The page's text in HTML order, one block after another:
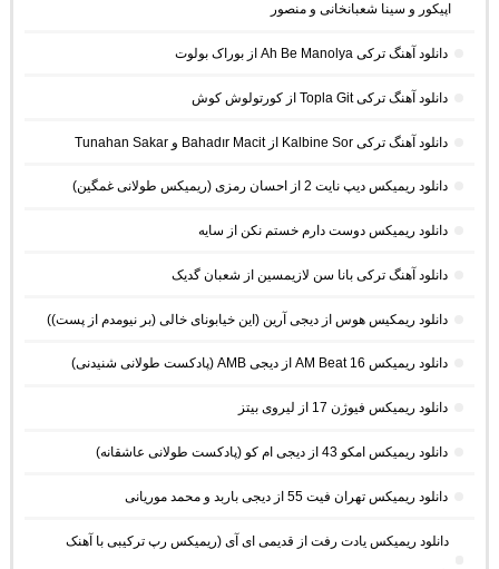
اپیکور و سینا شعبانخانی و منصور
دانلود آهنگ ترکی Ah Be Manolya از بوراک بولوت
دانلود آهنگ ترکی Topla Git از کورتولوش کوش
دانلود آهنگ ترکی Kalbine Sor از Bahadır Macit و Tunahan Sakar
دانلود ریمیکس دیپ نایت 2 از احسان رمزی (ریمیکس طولانی غمگین)
دانلود ریمیکس دوست دارم خستم نکن از سایه
دانلود آهنگ ترکی بانا سن لازیمسین از شعبان گدیک
دانلود ریمکیس هوس از دیجی آرین (این خیابونای خالی (بر نیومدم از پست))
دانلود ریمیکس AM Beat 16 از دیجی AMB (پادکست طولانی شنیدنی)
دانلود ریمیکس فیوژن 17 از لیروی بیتز
دانلود ریمیکس امکو 43 از دیجی ام کو (پادکست طولانی عاشقانه)
دانلود ریمیکس تهران فیت 55 از دیجی باربد و محمد موریانی
دانلود ریمیکس یادت رفت از قدیمی ای آی (ریمیکس رپ ترکیبی با آهنک